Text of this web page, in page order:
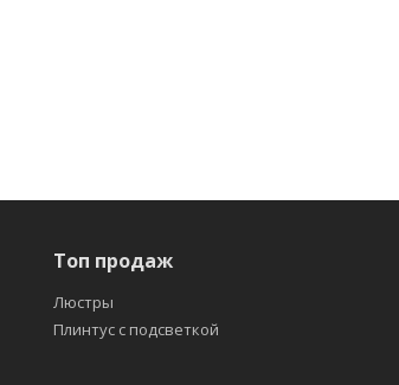
Топ продаж
Люстры
Плинтус с подсветкой